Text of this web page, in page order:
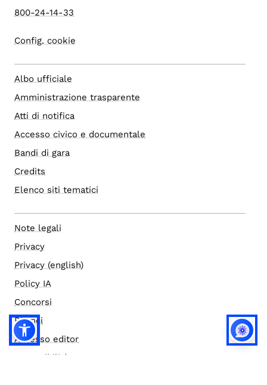
800-24-14-33
Config. cookie
Albo ufficiale
Amministrazione trasparente
Atti di notifica
Accesso civico e documentale
Bandi di gara
Credits
Elenco siti tematici
Note legali
Privacy
Privacy (english)
Policy IA
Concorsi
Bilanci
Accesso editor
Accessibilità